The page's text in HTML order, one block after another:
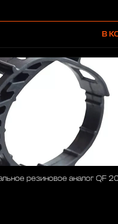
В
резиновое аналог QF